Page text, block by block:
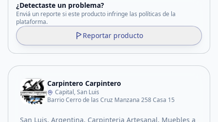
¿Detectaste un problema?
Enviá un reporte si este producto infringe las políticas de la
plataforma.
Reportar producto
Carpintero Carpintero
Capital, San Luis
Barrio Cerro de las Cruz Manzana 258 Casa 15
San Luis, Argentina. Carpinteria Artesanal. Muebles a